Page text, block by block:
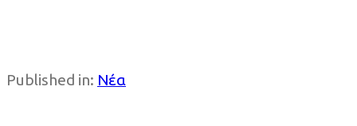
Published in: Νέα